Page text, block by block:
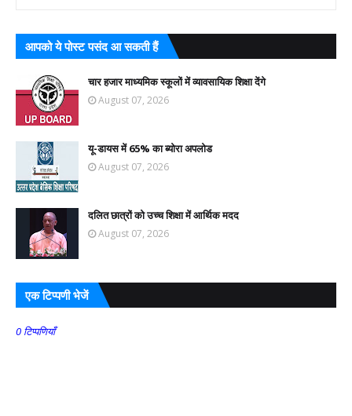
आपको ये पोस्ट पसंद आ सकती हैं
चार हजार माध्यमिक स्कूलों में व्यावसायिक शिक्षा देंगे
August 07, 2026
यू-डायस में 65% का ब्योरा अपलोड
August 07, 2026
दलित छात्रों को उच्च शिक्षा में आर्थिक मदद
August 07, 2026
एक टिप्पणी भेजें
0 टिप्पणियाँ